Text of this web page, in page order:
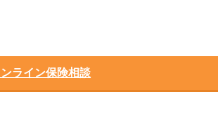
ライン保険相談